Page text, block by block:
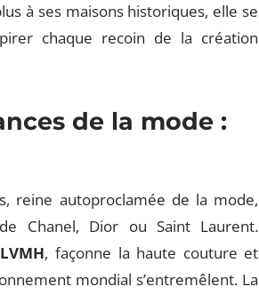
à ses maisons historiques, elle se
chaque recoin de la création
de la mode :
reine autoproclamée de la mode,
Chanel, Dior ou Saint Laurent.
LVMH, façonne la haute couture et
mondial s’entremêlent. La